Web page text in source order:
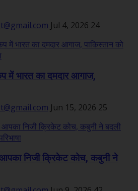
Jul 4, 2026 24
में भारत का दमदार आगाज,
Jun 15, 2026 25
निजी क्रिकेट कोच, कबुनी ने